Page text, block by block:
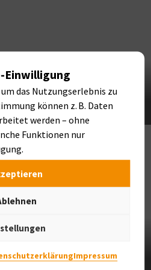
Einwilligung
das Nutzungserlebnis zu
können z. B. Daten
werden – ohne
Funktionen nur
Impressum
& BRUNNEN